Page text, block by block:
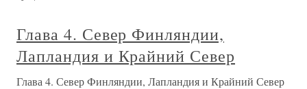
Глава 4. Север Финляндии,
Лапландия и Крайний Север
Глава 4. Север Финляндии, Лапландия и Крайний Север